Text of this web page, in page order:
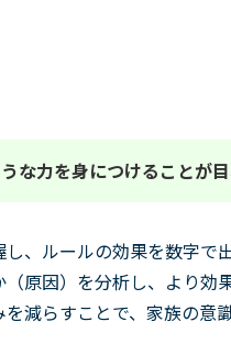
な力を身につけることが
、ルールの効果を数字で出
原因）を分析し、より効
を減らすことで、家族の意